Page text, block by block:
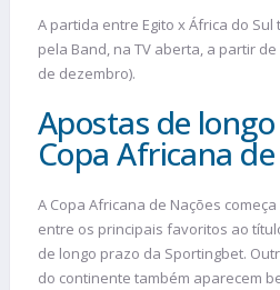
A partida entre Egito x África do
pela Band, na TV aberta, a partir
de dezembro).
Apostas de
Copa Africana
A Copa Africana de Nações
entre os principais favoritos ao
de longo prazo da Sportingbet.
do continente também aparecem